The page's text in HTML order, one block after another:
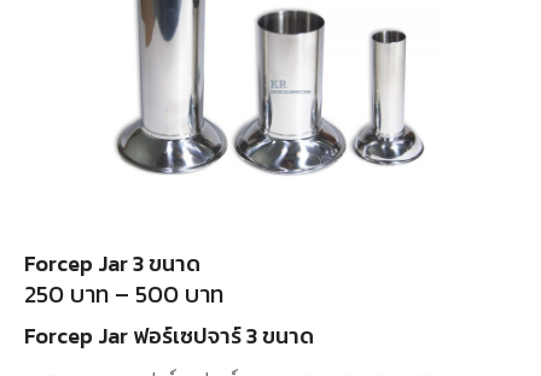
Forcep Jar 3 ขนาด
250 บาท – 500 บาทPrice
range:
250
บาท
Forcep Jar ฟอร์เซปจาร์ 3 ขนาด